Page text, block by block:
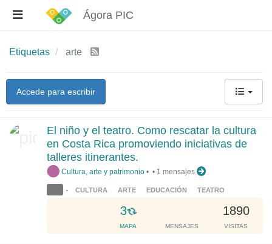
Ágora PIC
Etiquetas arte
Accede para escribir
El niño y el teatro. Como rescatar la cultura
en Costa Rica promoviendo iniciativas de
talleres itinerantes.
Cultura, arte y patrimonio •
• CULTURA ARTE EDUCACIÓN TEATRO
3
L
o
a
MAPA MENSAJES
1890
VISITAS
• 1 mensajes